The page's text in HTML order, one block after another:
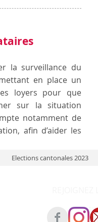
la surveillance du
en place un
loyers pour que
sur la situation
notamment de
afin d’aider les
Elections cantonales 2023